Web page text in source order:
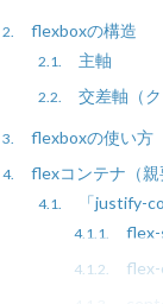
2. flexboxの構造
2.1. 主軸
2.2. 交差軸（ク
3. flexboxの使い方
4. flexコンテナ（
4.1. 「justify-
4.1.1. flex-
4.1.2.